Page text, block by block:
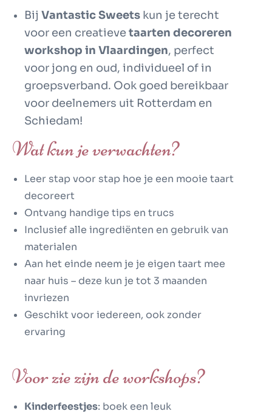
Bij Vantastic Sweets kun je terecht
voor een creatievetaarten decoreren
workshop in Vlaardingen, perfect
voor jong en oud, individueel of in
groepsverband. Ook goed bereikbaar
voor deelnemers uit Rotterdam en
Schiedam!
Wat kun je verwachten?
Leer stap voor stap hoe je een mooie taart
decoreert
Ontvang handige tips en trucs
Inclusief alle ingrediënten en gebruik van
materialen
Aan het einde neem je je eigen taart mee
naar huis – deze kun je tot 3 maanden
invriezen
Geschikt voor iedereen, ook zonder
ervaring
Voor zie zijn de workshops?
Kinderfeestjes: boek een leuk